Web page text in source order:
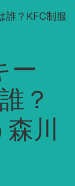
誰？KFC制服
ー
？
川